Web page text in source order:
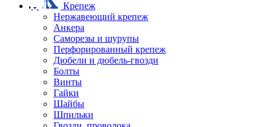
Крепеж
Нержавеющий крепеж
Анкера
Саморезы и шурупы
Перфорированный крепеж
Дюбели и дюбель-гвозди
Болты
Винты
Гайки
Шайбы
Шпильки